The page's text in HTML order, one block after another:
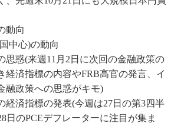
動向
中心)の動向
思惑(来週11月2日に次回の金融政策の
経済指標の内容やFRB高官の発言、イ
融政策への思惑がキモ)
経済指標の発表(今週は27日の第3四半
日のPCEデフレーターに注目が集ま